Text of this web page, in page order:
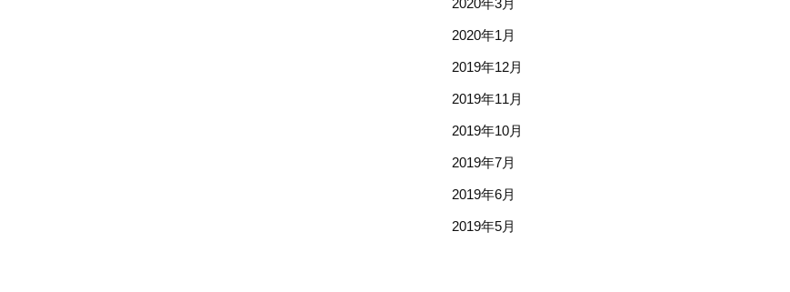
2020年3月
2020年1月
2019年12月
2019年11月
2019年10月
2019年7月
2019年6月
2019年5月